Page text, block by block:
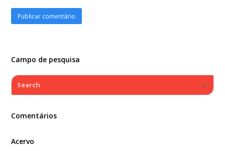
Campo de pesquisa
Search
Comentários
Acervo